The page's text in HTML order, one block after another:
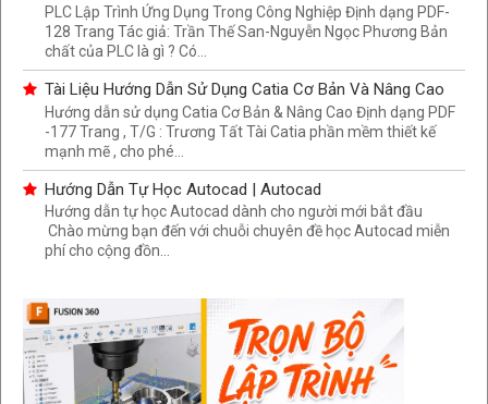
PLC Lập Trình Ứng Dụng Trong Công Nghiệp Định dạng PDF-
128 Trang Tác giả: Trần Thế San-Nguyễn Ngọc Phương Bản
chất của PLC là gì ? Có...
Tài Liệu Hướng Dẫn Sử Dụng Catia Cơ Bản Và Nâng Cao
Hướng dẫn sử dụng Catia Cơ Bản & Nâng Cao Định dạng PDF
-177 Trang , T/G : Trương Tất Tài Catia phần mềm thiết kế
mạnh mẽ , cho phé...
Hướng Dẫn Tự Học Autocad | Autocad
Hướng dẫn tự học Autocad dành cho người mới bắt đầu
Chào mừng bạn đến với chuỗi chuyên đề học Autocad miễn
phí cho cộng đồn...